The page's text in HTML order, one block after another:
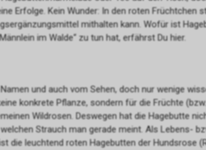
Erfolge. Kein Wunder: In den roten Früchtchen
mithalten kann. Wofür ist
im Walde“ zu tun hat, erfährst Du hier.
und auch vom Sehen, doch nur wenige
konkrete Pflanze, sondern für die Früchte
Wildrosen. Deswegen hat die Hagebutte
Strauch man gerade meint. Als Lebens-
die leuchtend roten Hagebutten der Hundsrose